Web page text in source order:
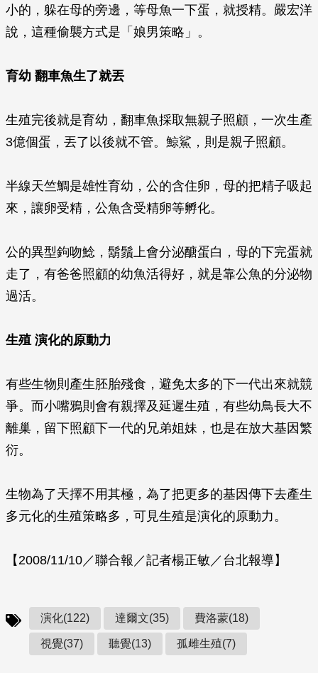
小的，躲在母的旁邊，等母魚一下蛋，就授精。嚴宏洋
說，這種偷襲方式是「娘男策略」。
育幼 翻車魚生了就丟
生殖完後就是育幼，翻車魚採取無親子照顧，一次生產
3億個蛋，丟了以後就不管。鯨鯊，則是親子照顧。
半線天竺鯛是雄性育幼，公的含住卵，母的把精子吸起
來，讓卵受精，公魚含受精卵等孵化。
公的異型鉤吻鯰，鬍鬚上會分泌醣蛋白，母的下完蛋就
走了，有爸爸照顧的幼魚活得好，就是靠公魚的分泌物
過活。
生殖 演化的原動力
有些生物則產生胚胎殘食，避免太多的下一代出來就競
爭。而小嘴鴉則會有親擇及延遲生殖，有些幼鳥長大不
離巢，留下照顧下一代的兄弟姐妹，也是在放大基因繁
衍。
生物為了天擇不用其極，為了把更多的基因傳下去產生
多元化的生殖策略多，可見生殖是演化的原動力。
【2008/11/10／聯合報／記者楊正敏／台北報導】
演化(122) 達爾文(35) 費洛蒙(18)
視覺(37) 聽覺(13) 孤雌生殖(7)